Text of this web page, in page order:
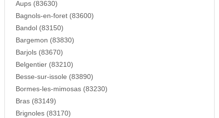
Aups (83630)
Bagnols-en-foret (83600)
Bandol (83150)
Bargemon (83830)
Barjols (83670)
Belgentier (83210)
Besse-sur-issole (83890)
Bormes-les-mimosas (83230)
Bras (83149)
Brignoles (83170)